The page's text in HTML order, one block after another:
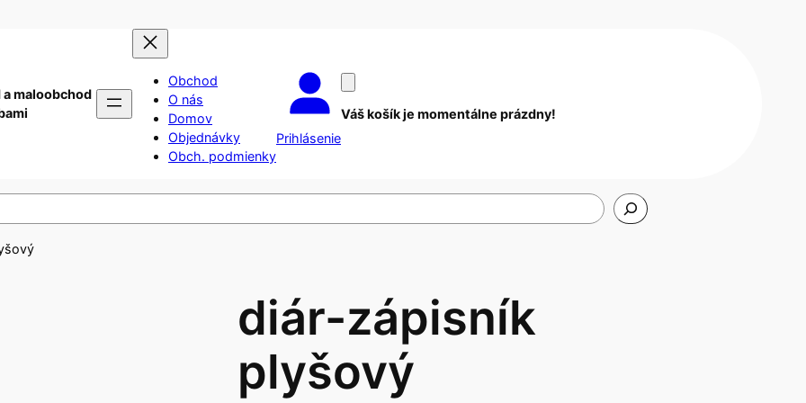
maloobchod
Obchod
O nás
Domov
Objednávky
Obch. podmienky
Prihlásenie
Váš košík je momentálne prázdny!
diár-zápisník
plyšový